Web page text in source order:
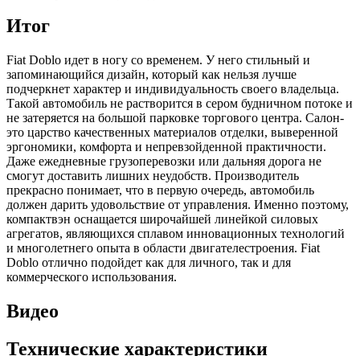
Итог
Fiat Doblo идет в ногу со временем. У него стильный и
запоминающийся дизайн, который как нельзя лучше
подчеркнет характер и индивидуальность своего владельца.
Такой автомобиль не растворится в сером будничном потоке и
не затеряется на большой парковке торгового центра. Салон-
это царство качественных материалов отделки, выверенной
эргономики, комфорта и непревзойденной практичности.
Даже ежедневные грузоперевозки или дальняя дорога не
смогут доставить лишних неудобств. Производитель
прекрасно понимает, что в первую очередь, автомобиль
должен дарить удовольствие от управления. Именно поэтому,
компактвэн оснащается широчайшей линейкой силовых
агрегатов, являющихся сплавом инновационных технологий
и многолетнего опыта в области двигателестроения. Fiat
Doblo отлично подойдет как для личного, так и для
коммерческого использования.
Видео
Технические характеристики